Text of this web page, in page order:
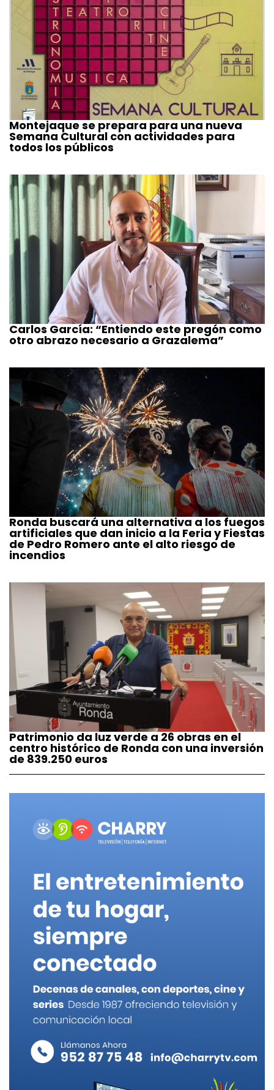
Montejaque se prepara para una nueva
Semana Cultural con actividades para
todos los públicos
Carlos García: “Entiendo este pregón como
otro abrazo necesario a Grazalema”
Ronda buscará una alternativa a los fuegos
artificiales que dan inicio a la Feria y Fiestas
de Pedro Romero ante el alto riesgo de
incendios
Patrimonio da luz verde a 26 obras en el
centro histórico de Ronda con una inversión
de 839.250 euros